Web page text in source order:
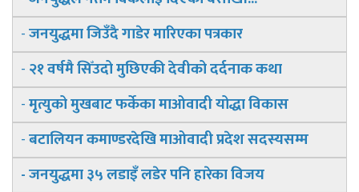
-जनयुद्धमा जिउँदै गाडेर मारिएका पत्रकार
-२१ वर्षमै सिँउदो मुछिएकी देवीको दर्दनाक कथा
-मृत्युको मुखबाट फर्केका माओवादी योद्धा विकास
-बटालियन कमाण्डरदेखि माओवादी प्रदेश सदस्यसम्म
- जनयुद्धमा ३५ लडाइँ लडेर पनि हारेका विजय